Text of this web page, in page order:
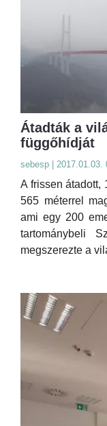
Átadták a
függőhídját
sebesp | 2017.01.03.
A frissen átadott,
565 méterrel
ami egy 200
tartománybeli
megszerezte a